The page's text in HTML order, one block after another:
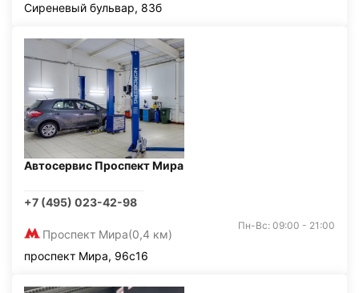
Сиреневый бульвар, 83б
Автосервис Проспект Мира
+7 (495) 023-42-98
Проспект Мира(0,4 км)
Пн-Вс: 09:00 - 21:00
проспект Мира, 96с16